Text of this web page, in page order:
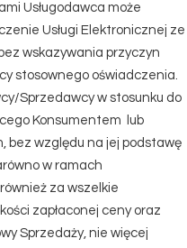
Usługodawca może
Usługi Elektronicznej ze
wskazywania przyczyn
stosownego oświadczenia.
Sprzedawcy w stosunku do
Konsumentem lub
bez względu na jej podstawę
w ramach
za wszelkie
zapłaconej ceny oraz
Sprzedaży, nie więcej